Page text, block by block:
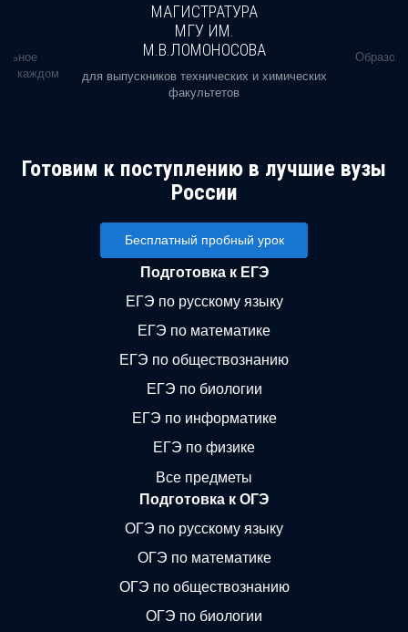
в каждом
МАГИСТРАТУРА
МГУ ИМ.
М.В.ЛОМОНОСОВА
для выпускников технических и химических
факультетов
Готовим к поступлению в лучшие вузы
России
Бесплатный пробный урок
Подготовка к ЕГЭ
ЕГЭ по русскому языку
ЕГЭ по математике
ЕГЭ по обществознанию
ЕГЭ по биологии
ЕГЭ по информатике
ЕГЭ по физике
Все предметы
Подготовка к ОГЭ
ОГЭ по русскому языку
ОГЭ по математике
ОГЭ по обществознанию
ОГЭ по биологии